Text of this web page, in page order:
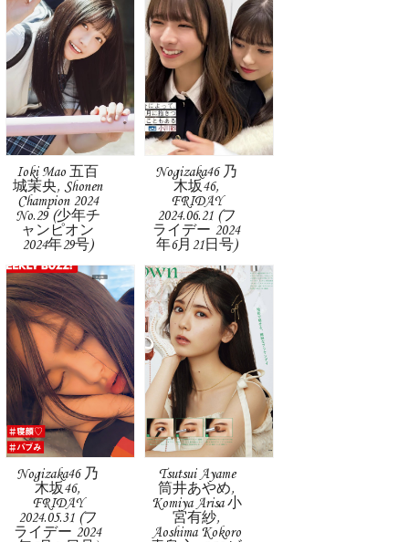
Ioki Mao 五百
城茉央, Shonen
Champion 2024
No.29 (少年チ
ャンピオン
2024年29号)
Nogizaka46 乃
木坂46,
FRIDAY
2024.06.21 (フ
ライデー 2024
年6月21日号)
Nogizaka46 乃
木坂46,
FRIDAY
2024.05.31 (フ
ライデー 2024
Tsutsui Ayame
筒井あやめ,
Komiya Arisa 小
宮有紗,
Aoshima Kokoro